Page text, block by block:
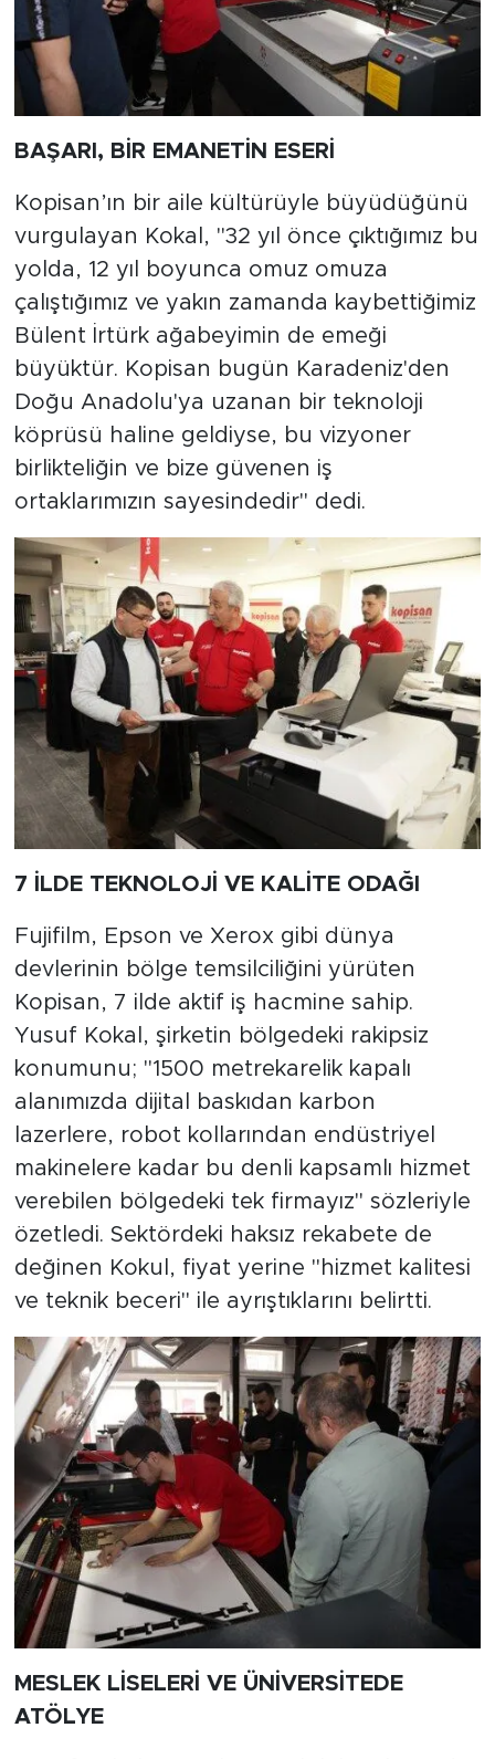
BAŞARI, BİR EMANETİN ESERİ
Kopisan’ın bir aile kültürüyle büyüdüğünü
vurgulayan Kokal, "32 yıl önce çıktığımız bu
yolda, 12 yıl boyunca omuz omuza
çalıştığımız ve yakın zamanda kaybettiğimiz
Bülent İrtürk ağabeyimin de emeği
büyüktür. Kopisan bugün Karadeniz'den
Doğu Anadolu'ya uzanan bir teknoloji
köprüsü haline geldiyse, bu vizyoner
birlikteliğin ve bize güvenen iş
ortaklarımızın sayesindedir" dedi.
7 İLDE TEKNOLOJİ VE KALİTE ODAĞI
Fujifilm, Epson ve Xerox gibi dünya
devlerinin bölge temsilciliğini yürüten
Kopisan, 7 ilde aktif iş hacmine sahip.
Yusuf Kokal, şirketin bölgedeki rakipsiz
konumunu; "1500 metrekarelik kapalı
alanımızda dijital baskıdan karbon
lazerlere, robot kollarından endüstriyel
makinelere kadar bu denli kapsamlı hizmet
verebilen bölgedeki tek firmayız" sözleriyle
özetledi. Sektördeki haksız rekabete de
değinen Kokul, fiyat yerine "hizmet kalitesi
ve teknik beceri" ile ayrıştıklarını belirtti.
MESLEK LİSELERİ VE ÜNİVERSİTEDE
ATÖLYE